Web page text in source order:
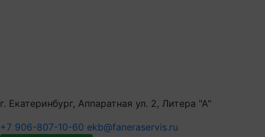
г. Екатеринбург, Аппаратная ул. 2, Литера "А"
+7 906-807-10-60 ekb@faneraservis.ru